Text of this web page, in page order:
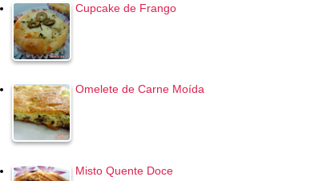
Cupcake de Frango
Omelete de Carne Moída
Misto Quente Doce